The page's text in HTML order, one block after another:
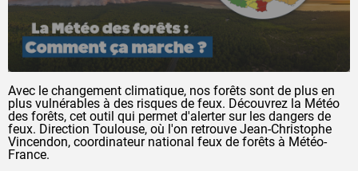
Avec le changement climatique, nos forêts sont de plus en
plus vulnérables à des risques de feux. Découvrez la Météo
des forêts, cet outil qui permet d'alerter sur les dangers de
feux. Direction Toulouse, où l'on retrouve Jean-Christophe
Vincendon, coordinateur national feux de forêts à Météo-
France.